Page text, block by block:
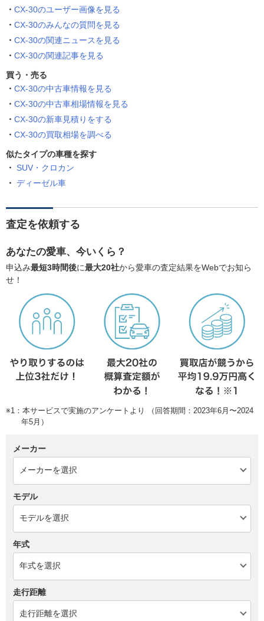
CX-30のユーザー画像を見る
CX-30のみんなの質問を見る
CX-30の関連ニュースを見る
CX-30の関連記事を見る
買う・売る
CX-30の中古車情報を見る
CX-30の中古車相場情報を見る
CX-30の新車見積りをする
CX-30の買取相場を調べる
似たタイプの車種を探す
SUV・クロカン
ディーゼル車
査定を依頼する
あなたの愛車、今いくら？
申込み最短3時間後に最大20社から愛車の査定結果をWebでお知ら
せ！
※1：本サービスで実施のアンケートより （回答期間：2023年6月〜2024
年5月）
メーカー
モデル
年式
走行距離